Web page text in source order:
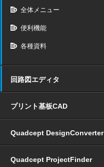
全体メニュー
便利機能
各種資料
回路図エディタ
プリント基板CAD
Quadcept DesignConverter
Quadcept ProjectFinder